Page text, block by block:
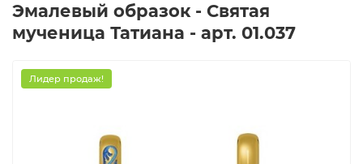
Эмалевый образок - Святая
мученица Татиана - арт. 01.037
Лидер продаж!